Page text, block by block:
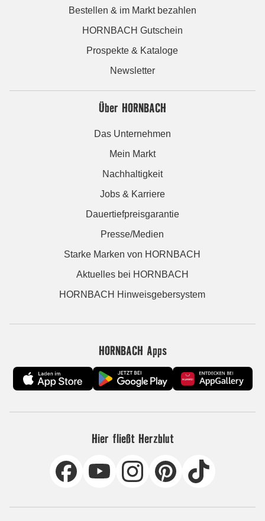
Bestellen & im Markt bezahlen
HORNBACH Gutschein
Prospekte & Kataloge
Newsletter
Über HORNBACH
Das Unternehmen
Mein Markt
Nachhaltigkeit
Jobs & Karriere
Dauertiefpreisgarantie
Presse/Medien
Starke Marken von HORNBACH
Aktuelles bei HORNBACH
HORNBACH Hinweisgebersystem
HORNBACH Apps
Hier fließt Herzblut